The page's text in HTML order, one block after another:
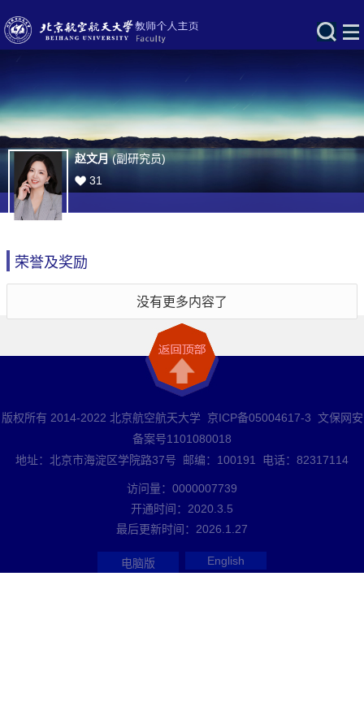
赵文月(副研究员)
31
荣誉及奖励
没有更多内容了
版权所有 2014-2022 北京航空航天大学 京ICP备05004617-3 文保网安
备案号1101080018
地址：北京市海淀区学院路37号 邮编：100191 电话：82317114
访问量： 0000007739
开通时间： 2020 3 5
最后更新时间： 2026 1 27
电脑版 English